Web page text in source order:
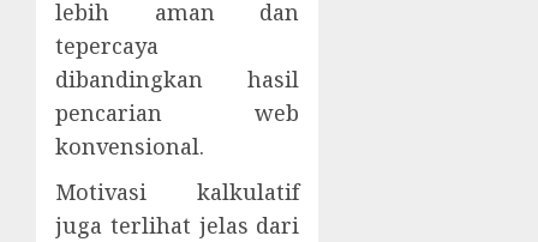
lebih aman dan
tepercaya
dibandingkan hasil
pencarian web
konvensional.
Motivasi kalkulatif
juga terlihat jelas dari